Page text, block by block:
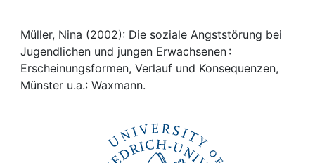
My FIS
Help
Müller, Nina (2002): Die soziale Angststörung bei
Jugendlichen und jungen Erwachsenen :
Erscheinungsformen, Verlauf und Konsequenzen,
Münster u.a.: Waxmann.